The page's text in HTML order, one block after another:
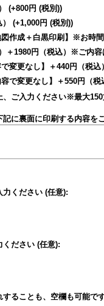
(+800円 (税別))
(+1,000円 (税別))
作成＋白黒印刷】※お時
＋1980円（税込）※ご内
変更なし】＋440円（税込
で変更なし】＋550円（税
ご入力ください※最大
に裏面に印刷する内容
力ください (任意):
ください (任意):
することも、空欄も可能で